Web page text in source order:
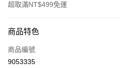
超取滿NT$499免運
信用卡一次付款
ATM付款
商品特色
商品編號
9053335